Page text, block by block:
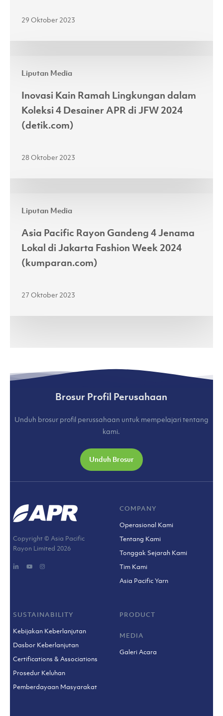
Dibawa
Panggung
JFW
2024
(fimela.com)
29 Oktober 2023
Liputan Media
Kain
Ramah
Lingkungan
Koleksi
Desainer
2024
(detik.com)
Inovasi Kain Ramah Lingkungan dalam
Koleksi 4 Desainer APR di JFW 2024
(detik.com)
28 Oktober 2023
Liputan Media
Pacific
Rayon
Gandeng
Jenama
Asia Pacific Rayon Gandeng 4 Jenama
Lokal di Jakarta Fashion Week 2024
(kumparan.com)
27 Oktober 2023
Brosur Profil Perusahaan
Unduh brosur profil perussahaan untuk mempelajari tentang
kami.
Unduh Brosur
Copyright © Asia Pacific
Rayon Limited 2026
COMPANY
Operasional Kami
Tentang Kami
Tonggak Sejarah Kami
Tim Kami
Asia Pacific Yarn
SUSTAINABILITY
Kebijakan Keberlanjutan
Dasbor Keberlanjutan
Certifications & Associations
Prosedur Keluhan
Pemberdayaan Masyarakat
PRODUCT
MEDIA
Galeri Acara